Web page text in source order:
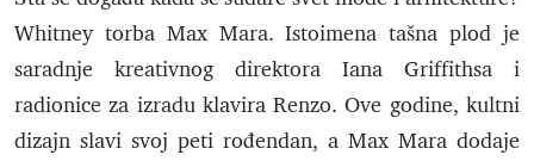
Whitney torba Max Mara. Istoimena tašna plod je
saradnje kreativnog direktora Iana Griffithsa i
radionice za izradu klavira Renzo. Ove godine, kultni
dizajn slavi svoj peti rođendan, a Max Mara dodaje